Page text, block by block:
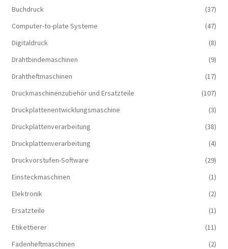
Buchdruck
(37)
Computer-to-plate Systeme
(47)
Digitaldruck
(8)
Drahtbindemaschinen
(9)
Drahtheftmaschinen
(17)
Druckmaschinenzubehör und Ersatzteile
(107)
Druckplattenentwicklungsmaschine
(3)
Druckplattenverarbeitung
(38)
Druckplattenverarbeitung
(4)
Druckvorstufen-Software
(29)
Einsteckmaschinen
(1)
Elektronik
(2)
Ersatzteile
(1)
Etikettierer
(11)
Fadenheftmaschinen
(2)